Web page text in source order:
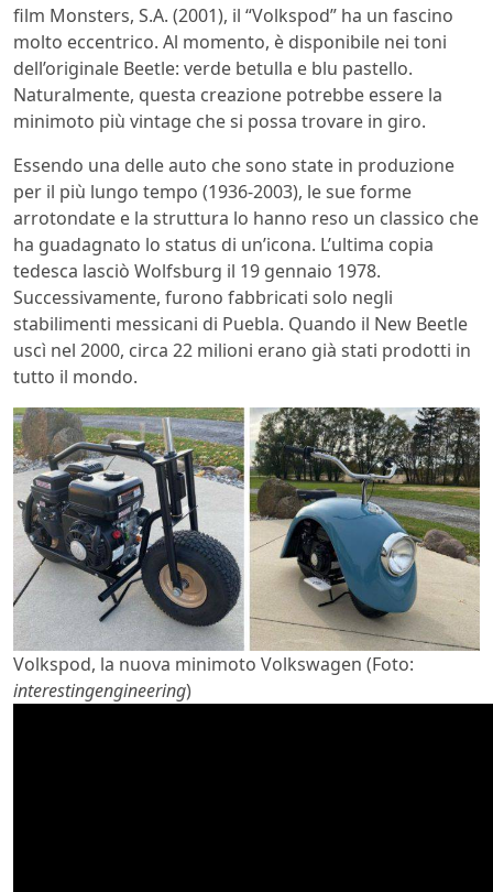
film Monsters, S.A. (2001), il “Volkspod” ha un fascino
molto eccentrico. Al momento, è disponibile nei toni
dell’originale Beetle: verde betulla e blu pastello.
Naturalmente, questa creazione potrebbe essere la
minimoto più vintage che si possa trovare in giro.
Essendo una delle auto che sono state in produzione
per il più lungo tempo (1936-2003), le sue forme
arrotondate e la struttura lo hanno reso un classico che
ha guadagnato lo status di un’icona. L’ultima copia
tedesca lasciò Wolfsburg il 19 gennaio 1978.
Successivamente, furono fabbricati solo negli
stabilimenti messicani di Puebla. Quando il New Beetle
uscì nel 2000, circa 22 milioni erano già stati prodotti in
tutto il mondo.
Volkspod, la nuova minimoto Volkswagen (Foto:
interestingengineering)